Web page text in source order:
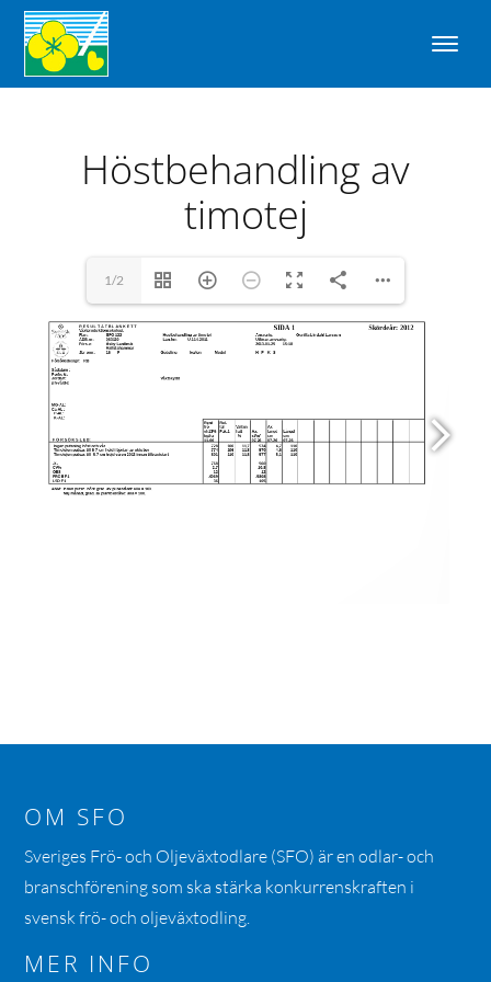
Höstbehandling av
timotej
1/2
OM SFO
Sveriges Frö- och Oljeväxtodlare (SFO) är en odlar- och
branschförening som ska stärka konkurrenskraften i
svensk frö- och oljeväxtodling.
MER INFO